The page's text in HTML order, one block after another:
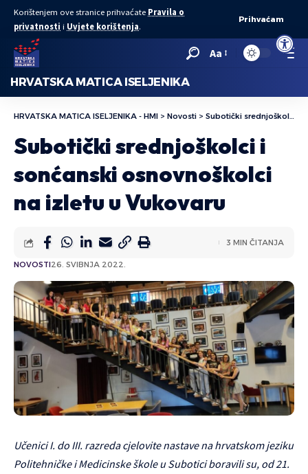
Open
Korištenjem ove stranice prihvaćate Pravila o
privatnosti i Uvjete korištenja.
Prihvaćam
Aa
HRVATSKA MATICA ISELJENIKA
HRVATSKA MATICA ISELJENIKA - HMI > Novosti > Subotički srednjoškolci i sonćanski osnovnoškolci na izletu u Vukovaru
Subotički srednjoškolci i
sonćanski osnovnoškolci
na izletu u Vukovaru
NOVOSTI26. SVIBNJA 2022.
3 MIN ČITANJA
Učenici I. do III. razreda cjelovite nastave na hrvatskom jeziku
Politehničke i Medicinske škole u Subotici boravili su, od 21.